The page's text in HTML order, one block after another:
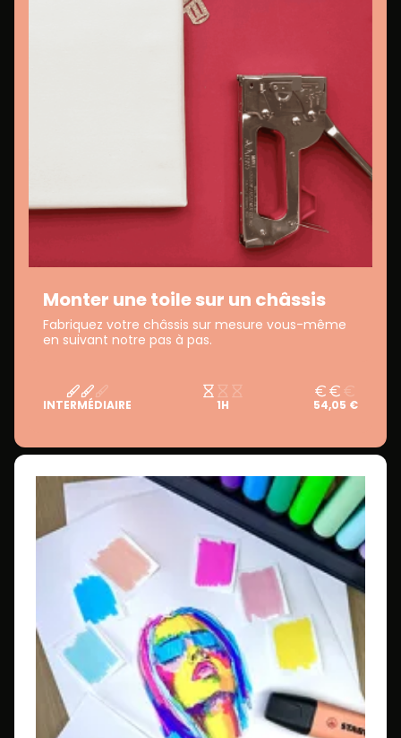
Monter une toile sur un châssis
Fabriquez votre châssis sur mesure vous-même
en suivant notre pas à pas.
INTERMÉDIAIRE 1H 54,05 €